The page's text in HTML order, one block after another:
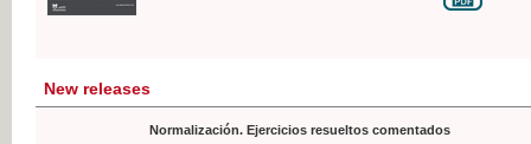
New releases
Normalización. Ejercicios resueltos comentados